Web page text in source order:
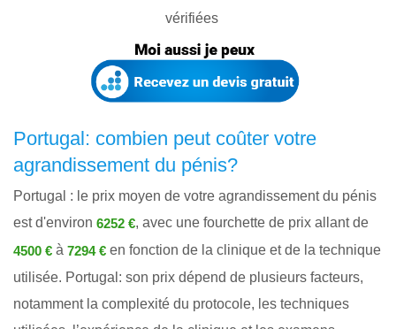
vérifiées
Portugal: combien peut coûter votre
agrandissement du pénis?
Portugal : le prix moyen de votre agrandissement du pénis
est d'environ 6252 €, avec une fourchette de prix allant de
4500 € à 7294 € en fonction de la clinique et de la technique
utilisée. Portugal: son prix dépend de plusieurs facteurs,
notamment la complexité du protocole, les techniques